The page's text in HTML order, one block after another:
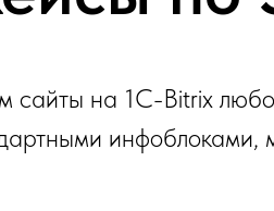
сайты на 1C-Bitrix
инфоблоками,